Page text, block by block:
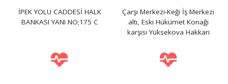
İPEK YOLU CADDESİ HALK
BANKASI YANI NO;175 C
Çarşı Merkezi-Keği İş Merkezi
altı, Eski Hükümet Konağı
karşısı Yüksekova Hakkari